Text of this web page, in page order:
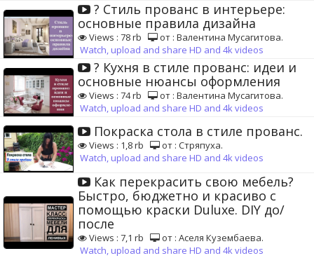
? Стиль прованс в интерьере:
основные правила дизайна
Views : 78 rb
от : Валентина Мусагитова.
Watch, upload and share HD and 4k videos
? Кухня в стиле прованс: идеи и
основные нюансы оформления
Views : 74 rb
от : Валентина Мусагитова.
Watch, upload and share HD and 4k videos
Покраска стола в стиле прованс.
Views : 1,8 rb
от : Стряпуха.
Watch, upload and share HD and 4k videos
Как перекрасить свою мебель?
Быстро, бюджетно и красиво с
помощью краски Duluxe. DIY до/
после
Views : 7,1 rb
от : Аселя Кузембаева.
Watch, upload and share HD and 4k videos